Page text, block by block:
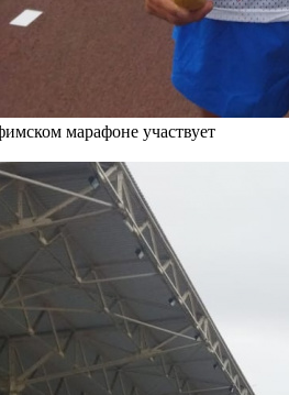
марафоне участвует